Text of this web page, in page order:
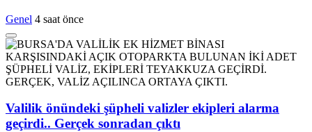
Genel 4 saat önce
Valilik önündeki şüpheli valizler ekipleri alarma
geçirdi.. Gerçek sonradan çıktı